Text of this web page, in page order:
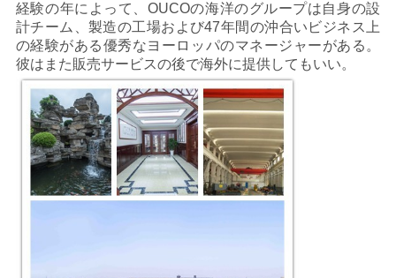
ー
ポ
リ
経験の年によって、OUCOの海洋のグループは自身の設
計チーム、製造の工場および47年間の沖合いビジネス上
の経験がある優秀なヨーロッパのマネージャーがある。
彼はまた販売サービスの後で海外に提供してもいい。